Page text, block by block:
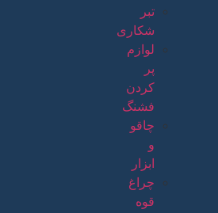
تبر
شکاری
لوازم
پر
کردن
فشنگ
چاقو
و
ابزار
چراغ
قوه